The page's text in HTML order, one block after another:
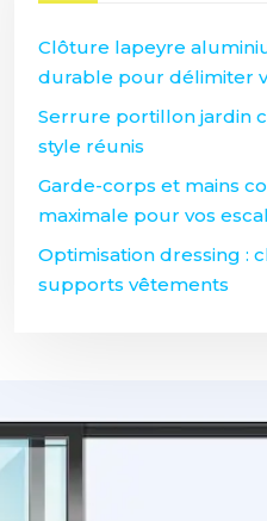
Clôture lapeyre
durable pour délimiter
Serrure portillon jardin
style réunis
Garde-corps et mains
maximale pour vos
Optimisation dressing :
supports vêtements